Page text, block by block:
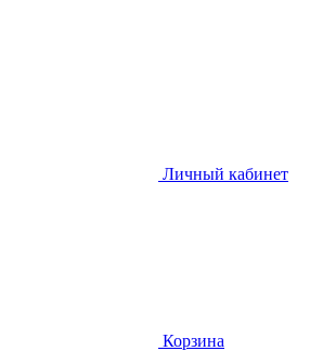
Личный кабинет
Корзина